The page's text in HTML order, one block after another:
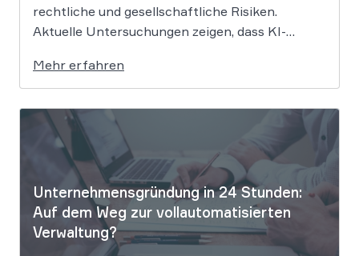
rechtliche und gesellschaftliche Risiken.
Aktuelle Untersuchungen zeigen, dass KI-
Bewerbungsprozessen systematisch rassistisch
aussortieren und Frauen zu geringeren
Gehaltsforderungen raten. Diese digitalen
Vorurteile stellen Unternehmen vor massive
Haftungsrisiken nach dem Allgemeinen
Gleichbehandlungsgesetz. Die fortschreitende
Digitalisierung […]
Mehr erfahren
Unternehmensgründung in 24 Stunden:
Auf dem Weg zur vollautomatisierten
Verwaltung?